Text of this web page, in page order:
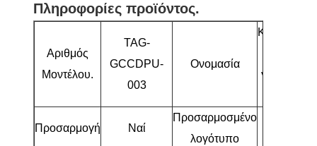
Πληροφορίες προϊόντος.
Αριθμός
Μοντέλου.
TAG-
GCCDPU-
003
Ονομασία
Καλύμματα
για οδηγό
Προσαρμογή Ναί
Προσαρμοσμένο
λογότυπο